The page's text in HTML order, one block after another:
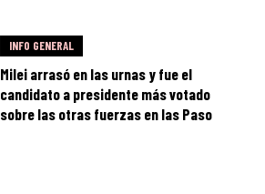
INFO GENERAL
Milei arrasó en las urnas y fue el
candidato a presidente más votado
sobre las otras fuerzas en las Paso